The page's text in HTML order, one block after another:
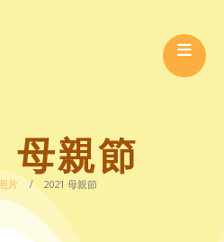
母親節
片 2021 母親節